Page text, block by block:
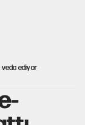
veda ediyor